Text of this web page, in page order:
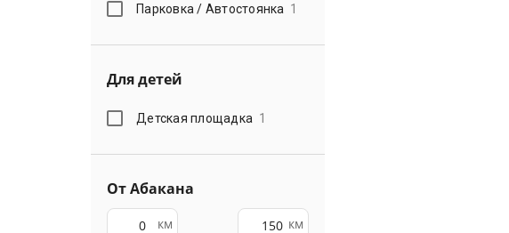
Парковка / Автостоянка 1
Для детей
Детская площадка 1
От Абакана
км км